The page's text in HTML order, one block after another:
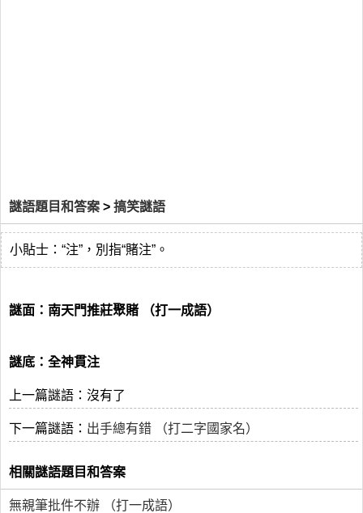
謎語題目和答案 > 搞笑謎語
小貼士：“注”，別指“賭注”。
謎面：南天門推莊聚賭 （打一成語）
謎底：全神貫注
上一篇謎語：沒有了
下一篇謎語： 出手總有錯 （打二字國家名）
相關謎語題目和答案
無親筆批件不辦 （打一成語）